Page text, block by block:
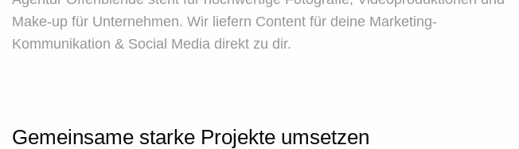
Make-up für Unternehmen. Wir liefern Content für deine Marketing-
Kommunikation & Social Media direkt zu dir.
Gemeinsame starke Projekte umsetzen